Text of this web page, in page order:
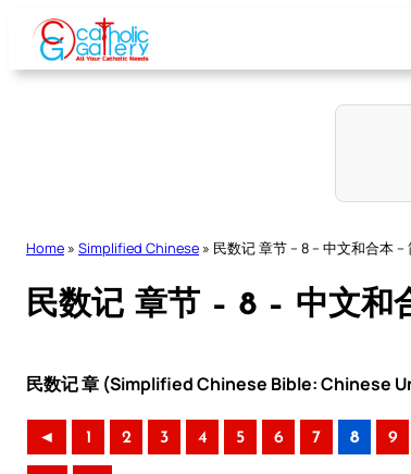
Skip
content
Home » Simplified Chinese » 民数记 章节 – 8 – 中文和合本 –
民数记 章节 – 8 – 中文和
民数记 章 (Simplified Chinese Bible: Chinese
◄ 1 2 3 4 5 6 7 8 9